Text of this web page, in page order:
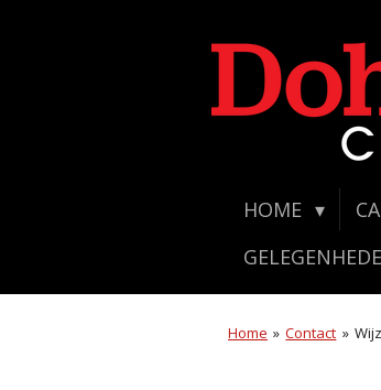
HOME
Home » Contact »